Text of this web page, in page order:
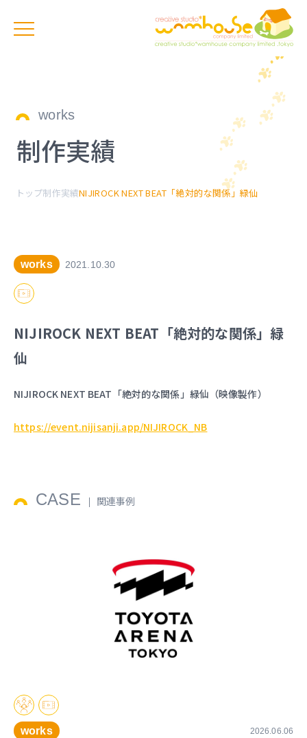
works
制作実績
トップ制作実績NIJIROCK NEXT BEAT「絶対的な関係」緑仙
works 2021.10.30
NIJIROCK NEXT BEAT「絶対的な関係」緑
仙
NIJIROCK NEXT BEAT「絶対的な関係」緑仙（映像製作）
https://event.nijisanji.app/NIJIROCK_NB
CASE 関連事例
works 2026.06.06